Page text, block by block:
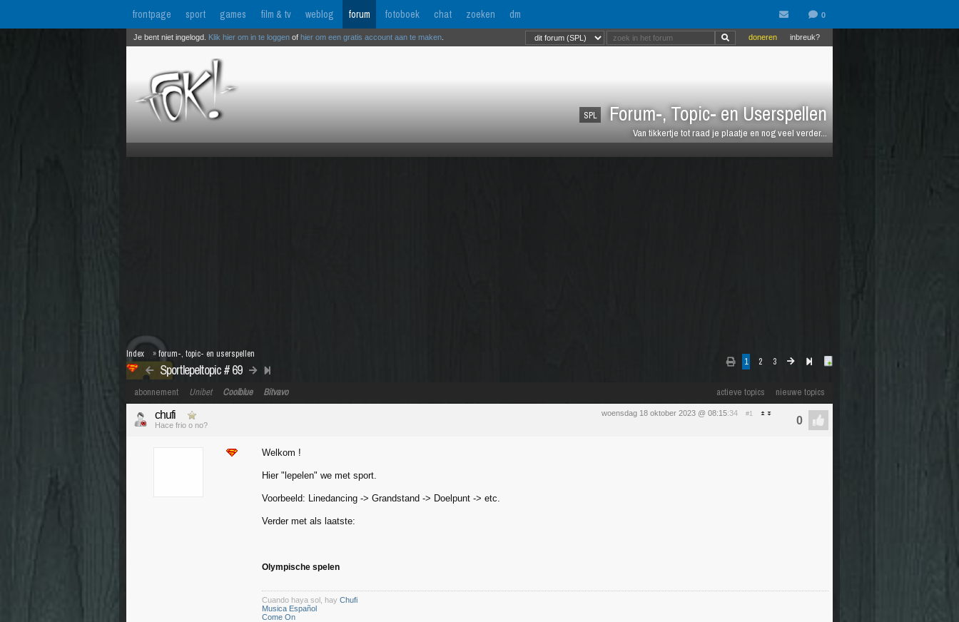
frontpage sport games film & tv weblog forum fotoboek chat zoeken dm
SPL Forum-, Topic- en Userspellen
Van tikkertje tot raad je plaatje en nog veel verder...
inbreuk?
doneren
Je bent niet ingelogd. Klik hier om in te loggen of hier om een gratis account aan te maken
1 2 3
Sportlepeltopic # 69
Index »forum-, topic- en userspellen
actieve topics nieuwe topics
abonnement Unibet Coolblue Bitvavo
woensdag 18 oktober 2023 @ 08:15:34 #1
chufi
Hace frio o no?
Welkom !
Hier "lepelen" we met sport.
Voorbeeld: Linedancing -> Grandstand -> Doelpunt -> etc.
Verder met als laatste:
Olympische spelen
Cuando haya sol, hay Chufi
Musica Español
Come On